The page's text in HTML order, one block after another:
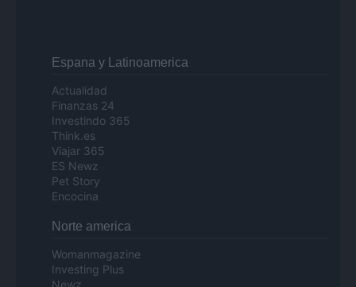
Espana y Latinoamerica
Actualidad
Finanzas 24
Investindo 365
Think.es
Viajar 365
ES Newz
Pet Story
Encocina
Norte america
Womanmagazine
Investing Plus
Newz